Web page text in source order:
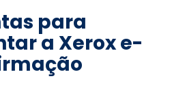
para
a Xerox e-